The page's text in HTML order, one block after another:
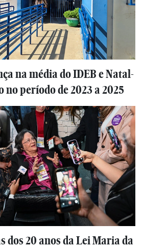
na média do IDEB e Natal-
no período de 2023 a 2025
dos 20 anos da Lei Maria da